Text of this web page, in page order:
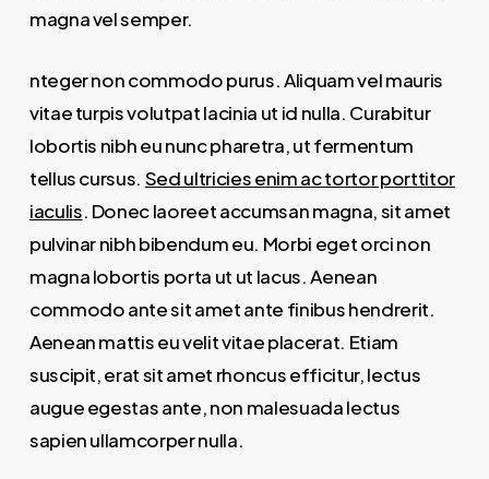
magna vel semper.
nteger non commodo purus. Aliquam vel mauris
vitae turpis volutpat lacinia ut id nulla. Curabitur
lobortis nibh eu nunc pharetra, ut fermentum
tellus cursus. Sed ultricies enim ac tortor porttitor
iaculis. Donec laoreet accumsan magna, sit amet
pulvinar nibh bibendum eu. Morbi eget orci non
magna lobortis porta ut ut lacus. Aenean
commodo ante sit amet ante finibus hendrerit.
Aenean mattis eu velit vitae placerat. Etiam
suscipit, erat sit amet rhoncus efficitur, lectus
augue egestas ante, non malesuada lectus
sapien ullamcorper nulla.